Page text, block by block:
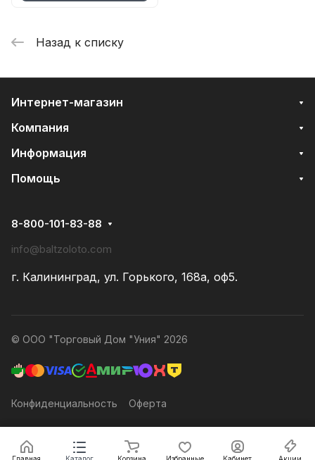
Заказать
Назад к списку
Интернет-магазин
Компания
Информация
Помощь
8-800-101-83-88
info@baltzoloto.com
г. Калининград, ул. Горького, 168а, оф5.
© ООО "Торговый Дом "Уния" 2026
Конфиденциальность Оферта